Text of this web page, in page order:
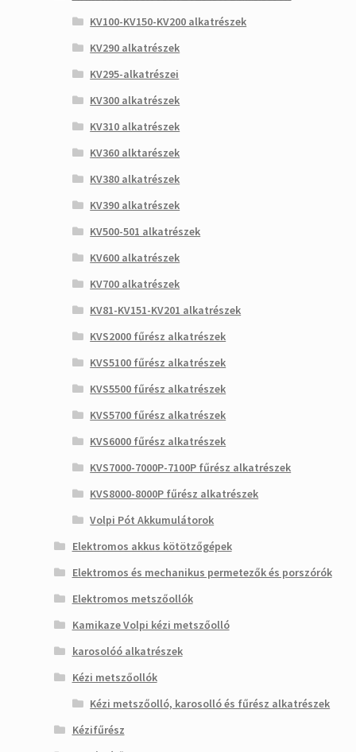
KV100-KV150-KV200 alkatrészek
KV290 alkatrészek
KV295-alkatrészei
KV300 alkatrészek
KV310 alkatrészek
KV360 alktarészek
KV380 alkatrészek
KV390 alkatrészek
KV500-501 alkatrészek
KV600 alkatrészek
KV700 alkatrészek
KV81-KV151-KV201 alkatrészek
KVS2000 fűrész alkatrészek
KVS5100 fűrész alkatrészek
KVS5500 fűrész alkatrészek
KVS5700 fűrész alkatrészek
KVS6000 fűrész alkatrészek
KVS7000-7000P-7100P fűrész alkatrészek
KVS8000-8000P fűrész alkatrészek
Volpi Pót Akkumulátorok
Elektromos akkus kötötzőgépek
Elektromos és mechanikus permetezők és porszórók
Elektromos metszőollók
Kamikaze Volpi kézi metszőolló
karosolóó alkatrészek
Kézi metszőollók
Kézi metszőolló, karosolló és fűrész alkatrészek
Kézifűrész